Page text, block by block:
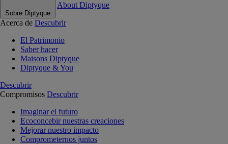
Sobre Diptyque
About Diptyque
Acerca de Descubrir
El Patrimonio
Saber hacer
Maisons Diptyque
Diptyque & You
Descubrir
Compromisos Descubrir
Imaginar el futuro
Ecoconcebir nuestras creaciones
Mejorar nuestro impacto
Comprometernos juntos